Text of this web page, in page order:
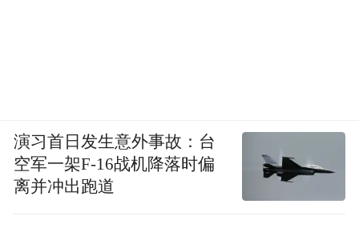
演习首日发生意外事故：台
空军一架F-16战机降落时偏
离并冲出跑道